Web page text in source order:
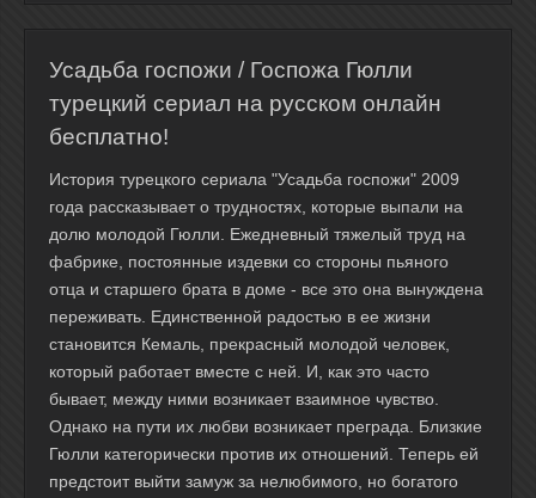
Усадьба госпожи / Госпожа Гюлли
турецкий сериал на русском онлайн
бесплатно!
История турецкого сериала "Усадьба госпожи" 2009
года рассказывает о трудностях, которые выпали на
долю молодой Гюлли. Ежедневный тяжелый труд на
фабрике, постоянные издевки со стороны пьяного
отца и старшего брата в доме - все это она вынуждена
переживать. Единственной радостью в ее жизни
становится Кемаль, прекрасный молодой человек,
который работает вместе с ней. И, как это часто
бывает, между ними возникает взаимное чувство.
Однако на пути их любви возникает преграда. Близкие
Гюлли категорически против их отношений. Теперь ей
предстоит выйти замуж за нелюбимого, но богатого